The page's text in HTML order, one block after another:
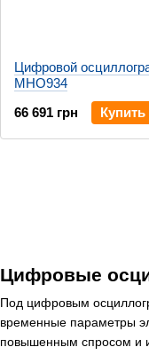
Цифровые
Под цифровым
временные параметры
повышенным спросом и
Цифровой
MHO934
66 691 грн
Купить